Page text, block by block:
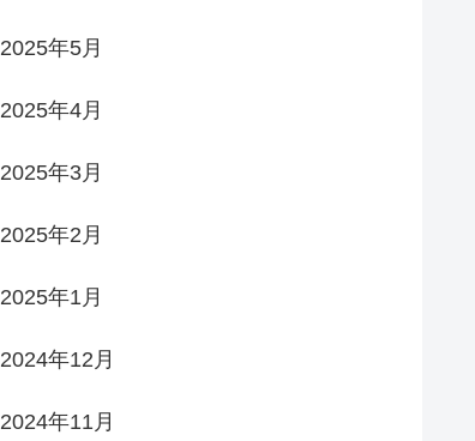
2025年5月
2025年4月
2025年3月
2025年2月
2025年1月
2024年12月
2024年11月